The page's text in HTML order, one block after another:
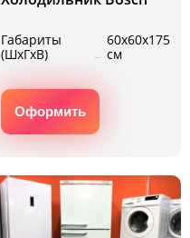
Габариты
(ШхГхВ)
60х60х175
см
Оформить